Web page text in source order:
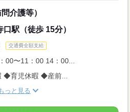
介護等）
駅（徒歩 15分）
交通費全額支給
00〜11：00 14：00...
育児休暇 ◆産前...
っと見る